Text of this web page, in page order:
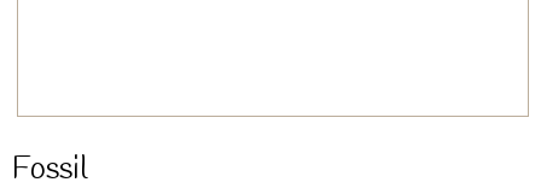
Fossil